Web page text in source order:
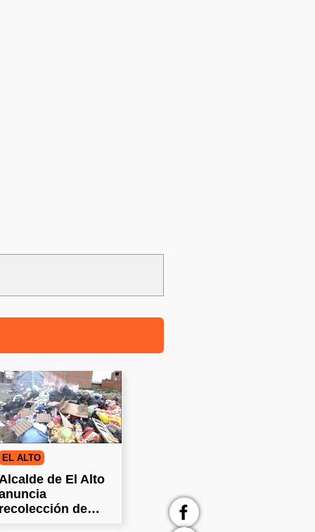
EL ALTO
de El Alto
recolección de